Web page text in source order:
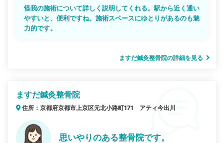
怪我の施術について詳しく説明してくれる。駅から近く通い
やすいと、便利ですね。施術スペースにゆとりがあるのも魅
力的です。
ますだ鍼灸整骨院の詳細を見る
ますだ鍼灸整骨院
住所：京都府京都市上京区元北小路町171 アティ今出川
思いやりのある整骨院です。